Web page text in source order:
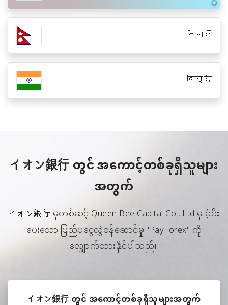
नेपाली
हिन्दी
イオン銀行 တွင် အကောင့်တစ်ခုရှိသူများ
အတွက်
イオン銀行 မှတစ်ဆင့် Queen Bee Capital Co., Ltd မှ ပံ့ပိုး
ပေးသော ပြည်ပငွေလွှဲဝန်ဆောင်မှု "PayForex" ကို
လျှောက်ထားနိုင်ပါသည်။
イオン銀行 တွင် အကောင့်တစ်ခုရှိသူများအတွက်